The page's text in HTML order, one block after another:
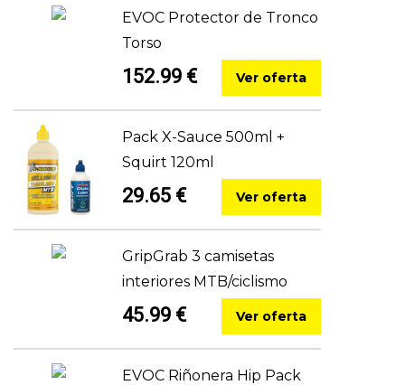
EVOC Protector de Tronco
Torso
152.99 € Ver oferta
Pack X-Sauce 500ml +
Squirt 120ml
29.65 € Ver oferta
GripGrab 3 camisetas
interiores MTB/ciclismo
45.99 € Ver oferta
EVOC Riñonera Hip Pack